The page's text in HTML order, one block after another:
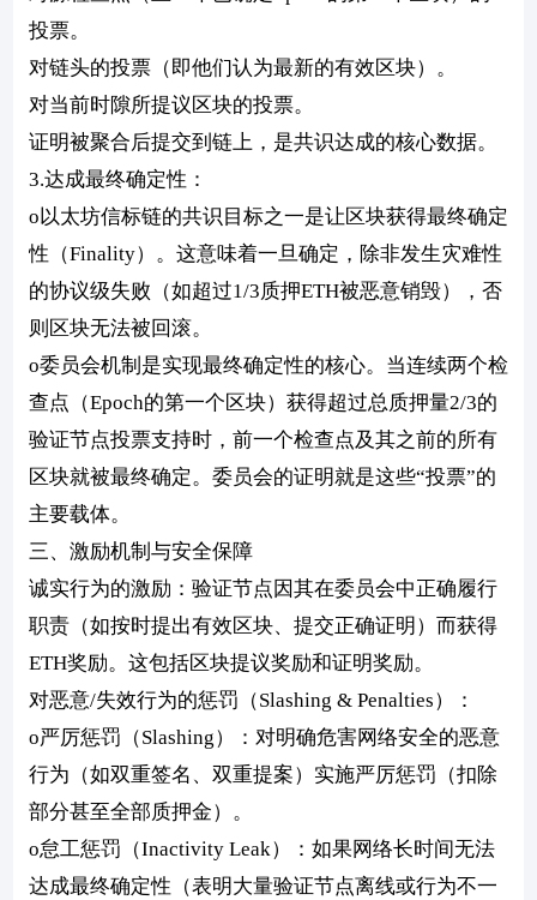
投票。
对链头的投票（即他们认为最新的有效区块）。
对当前时隙所提议区块的投票。
证明被聚合后提交到链上，是共识达成的核心数据。
3.达成最终确定性：
o以太坊信标链的共识目标之一是让区块获得最终确定
性（Finality）。这意味着一旦确定，除非发生灾难性
的协议级失败（如超过1/3质押ETH被恶意销毁），否
则区块无法被回滚。
o委员会机制是实现最终确定性的核心。当连续两个检
查点（Epoch的第一个区块）获得超过总质押量2/3的
验证节点投票支持时，前一个检查点及其之前的所有
区块就被最终确定。委员会的证明就是这些“投票”的
主要载体。
三、激励机制与安全保障
诚实行为的激励：验证节点因其在委员会中正确履行
职责（如按时提出有效区块、提交正确证明）而获得
ETH奖励。这包括区块提议奖励和证明奖励。
对恶意/失效行为的惩罚（Slashing & Penalties）：
o严厉惩罚（Slashing）：对明确危害网络安全的恶意
行为（如双重签名、双重提案）实施严厉惩罚（扣除
部分甚至全部质押金）。
o怠工惩罚（Inactivity Leak）：如果网络长时间无法
达成最终确定性（表明大量验证节点离线或行为不一